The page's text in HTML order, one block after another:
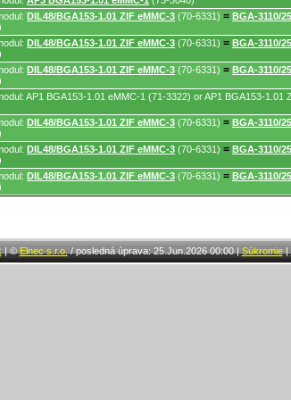
DIL48/BGA153-1.01 ZIF eMMC-3 (70-6331) = BGA-3110/
DIL48/BGA153-1.01 ZIF eMMC-3 (70-6331) = BGA-3110/
DIL48/BGA153-1.01 ZIF eMMC-3 (70-6331) = BGA-3110/
AP1 BGA153-1.01 eMMC-1 (71-3322) or AP1 BGA153-1.01
DIL48/BGA153-1.01 ZIF eMMC-3 (70-6331) = BGA-3110/
DIL48/BGA153-1.01 ZIF eMMC-3 (70-6331) = BGA-3110/
DIL48/BGA153-1.01 ZIF eMMC-3 (70-6331) = BGA-3110/
| © Elnec s.r.o. / posledná úprava: 25.Jun.2026 00:00| Súkromie|